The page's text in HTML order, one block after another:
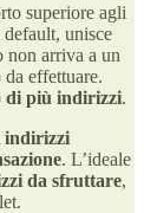
superiore agli
unisce
arriva a un
effettuare.
di più indirizzi.
indirizzi
. L’ideale
da sfruttare,